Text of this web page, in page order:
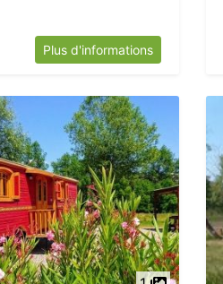
Plus d'informations